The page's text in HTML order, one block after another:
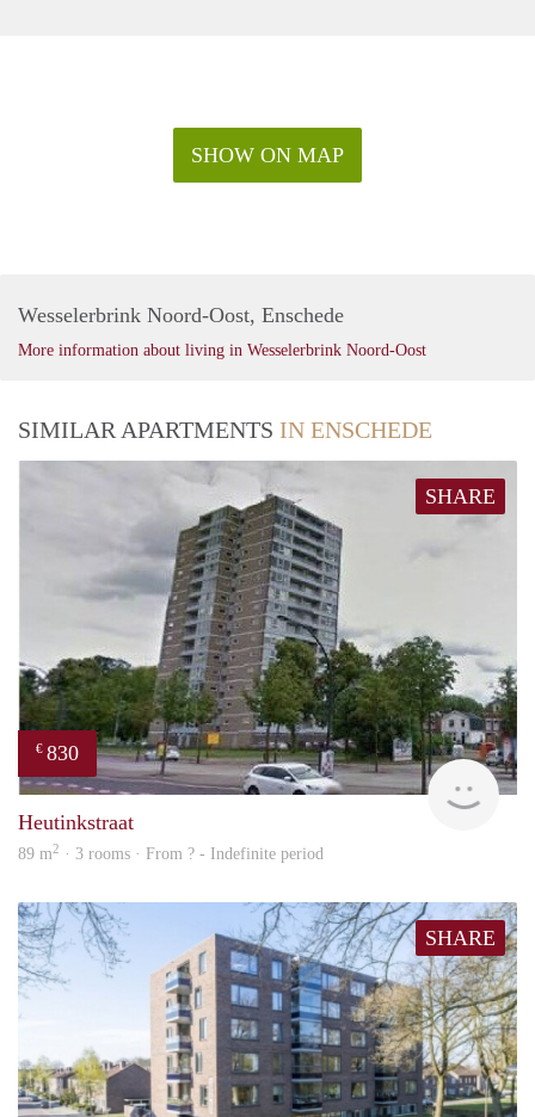
SHOW ON MAP
Wesselerbrink Noord-Oost, Enschede
More information about living in Wesselerbrink Noord-Oost
SIMILAR APARTMENTS IN ENSCHEDE
SHARE
€ 830
Heutinkstraat
89 m2 · 3 rooms · From ? - Indefinite period
SHARE